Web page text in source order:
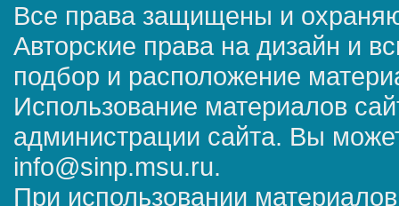
Все права защищены и
Авторские права на дизайн и
подбор и расположение
Использование материалов
администрации сайта. Вы
info@sinp.msu.ru.
При использовании